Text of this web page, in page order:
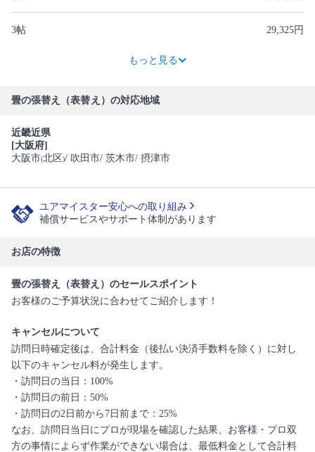
3帖
29,325円
もっと見る
畳の張替え（表替え）の対応地域
近畿近県
[大阪府]
大阪市(北区)/ 吹田市/ 茨木市/ 摂津市
ユアマイスター安心への取り組み
補償サービスやサポート体制があります
お店の特徴
畳の張替え（表替え）のセールスポイント
お客様のご予算状況に合わせてご紹介します！
キャンセルについて
訪問日時確定後は、合計料金（後払い決済手数料を除く）に対し
以下のキャンセル料が発生します。
・訪問日の当日：100%
・訪問日の前日：50%
・訪問日の2日前から7日前まで：25%
なお、訪問日当日にプロが現場を確認した結果、お客様・プロ双
方の事情によらず作業ができない場合は、最低料金として合計料